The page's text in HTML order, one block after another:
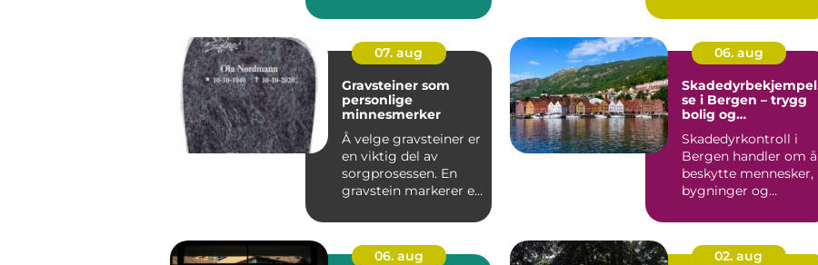
07. aug
Gravsteiner som
personlige
minnesmerker
Å velge gravsteiner er
en viktig del av
sorgprosessen. En
gravstein markerer et
06. aug
Skadedyrbekjempel
se i Bergen – trygg
bolig og
rundt
Skadedyrkontroll i
Bergen handler om å
beskytte mennesker,
bygninger og
06. aug
02. aug